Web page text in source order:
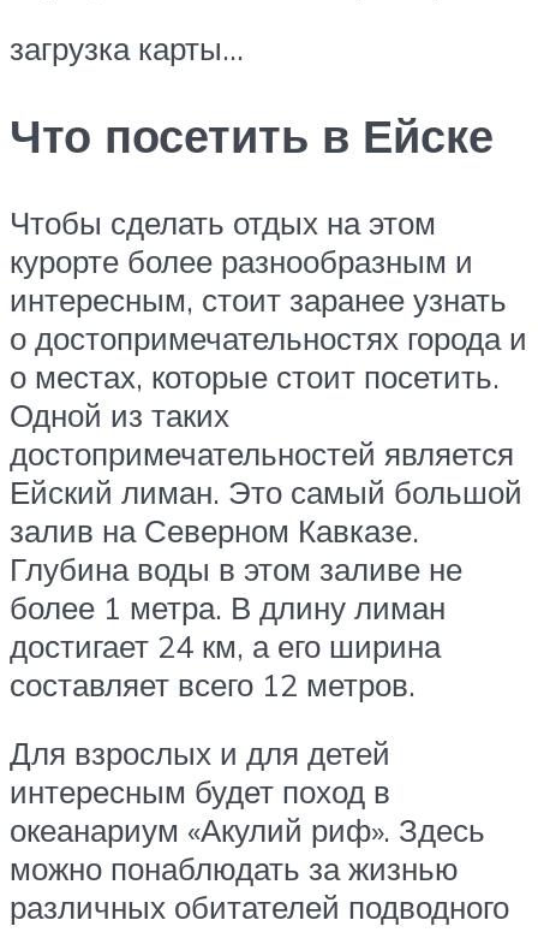
загрузка карты…
Что посетить в Ейске
Чтобы сделать отдых на этом
курорте более разнообразным и
интересным, стоит заранее узнать
о достопримечательностях города и
о местах, которые стоит посетить.
Одной из таких
достопримечательностей является
Ейский лиман. Это самый большой
залив на Северном Кавказе.
Глубина воды в этом заливе не
более 1 метра. В длину лиман
достигает 24 км, а его ширина
составляет всего 12 метров.
Для взрослых и для детей
интересным будет поход в
океанариум «Акулий риф». Здесь
можно понаблюдать за жизнью
различных обитателей подводного